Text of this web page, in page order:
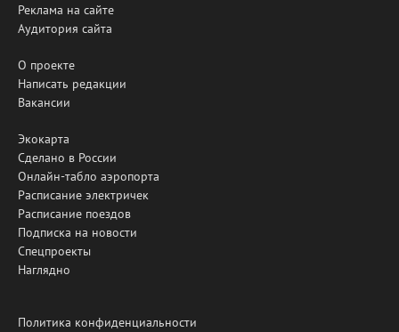
Реклама на сайте
Аудитория сайта
О проекте
Написать редакции
Вакансии
Экокарта
Сделано в России
Онлайн-табло аэропорта
Расписание электричек
Расписание поездов
Подписка на новости
Спецпроекты
Наглядно
Политика конфиденциальности